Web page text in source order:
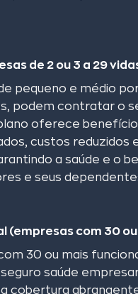
de 2 ou 3 a 29
pequeno e médio
podem contratar o
plano oferece
custos reduzidos
a saúde e o
e seus
(empresas com 30
30 ou mais
saúde
cobertura